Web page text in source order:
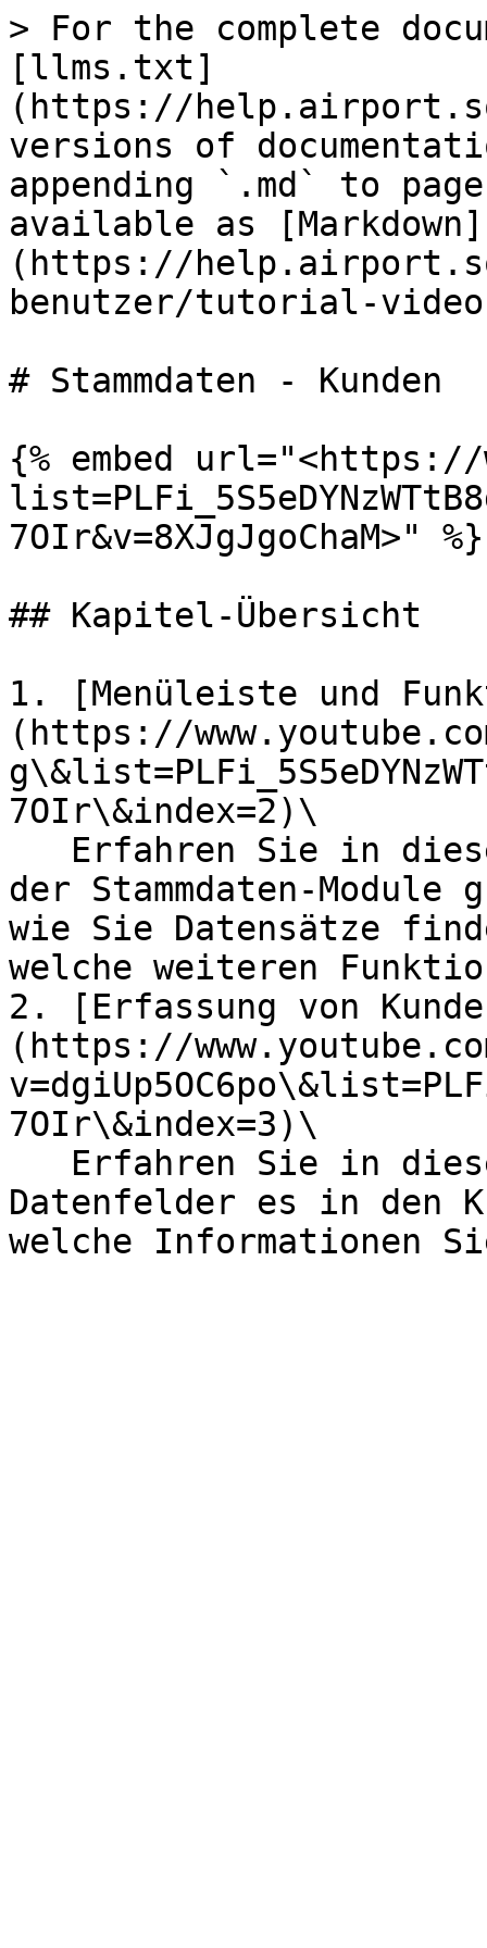
> For the complete
[llms.txt]
(https://
versions of
appending `.md` to
available as [Markdown]
(https://
benutzer/tutorial-
# Stammdaten - Kunden
{% embed url="<https://
7OIr&v=8XJgJgoChaM>" %}
## Kapitel-Übersicht
1. [Menüleiste und
(https://
7OIr\&index=2)\
der Stammdaten-
wie Sie Datensätze
welche weiteren
2. [Erfassung von
(https://
7OIr\&index=3)\
Datenfelder es in den